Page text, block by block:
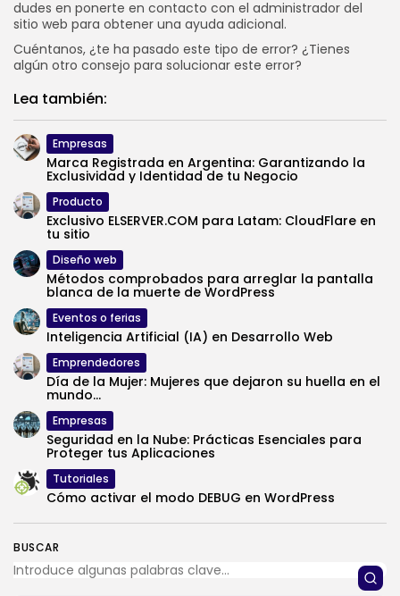
BUSCAR
dudes en ponerte en contacto con el administrador del
sitio web para obtener una ayuda adicional.
Cuéntanos, ¿te ha pasado este tipo de error? ¿Tienes
algún otro consejo para solucionar este error?
Lea también:
Empresas
Marca Registrada en Argentina: Garantizando la
Exclusividad y Identidad de tu Negocio
Producto
Exclusivo ELSERVER.COM para Latam: CloudFlare en
tu sitio
Diseño web
Métodos comprobados para arreglar la pantalla
blanca de la muerte de WordPress
Eventos o ferias
Inteligencia Artificial (IA) en Desarrollo Web
Emprendedores
Día de la Mujer: Mujeres que dejaron su huella en el
mundo...
Empresas
Seguridad en la Nube: Prácticas Esenciales para
Proteger tus Aplicaciones
Tutoriales
Cómo activar el modo DEBUG en WordPress